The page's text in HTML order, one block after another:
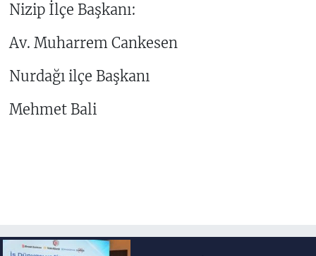
Nizip İlçe Başkanı:
Av. Muharrem Cankesen
Nurdağı ilçe Başkanı
Mehmet Bali